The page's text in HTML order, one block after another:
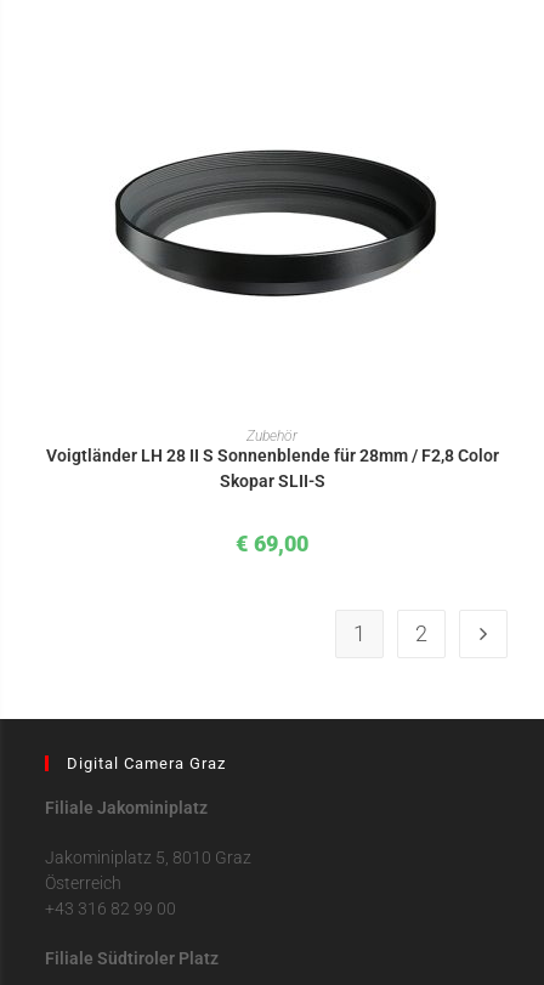
IN DEN WARENKORB
Zubehör
Voigtländer LH 28 II S Sonnenblende für 28mm / F2,8 Color
Skopar SLII-S
€ 69,00
1 2
Digital Camera Graz
Filiale Jakominiplatz
Jakominiplatz 5, 8010 Graz
Österreich
+43 316 82 99 00
Filiale Südtiroler Platz